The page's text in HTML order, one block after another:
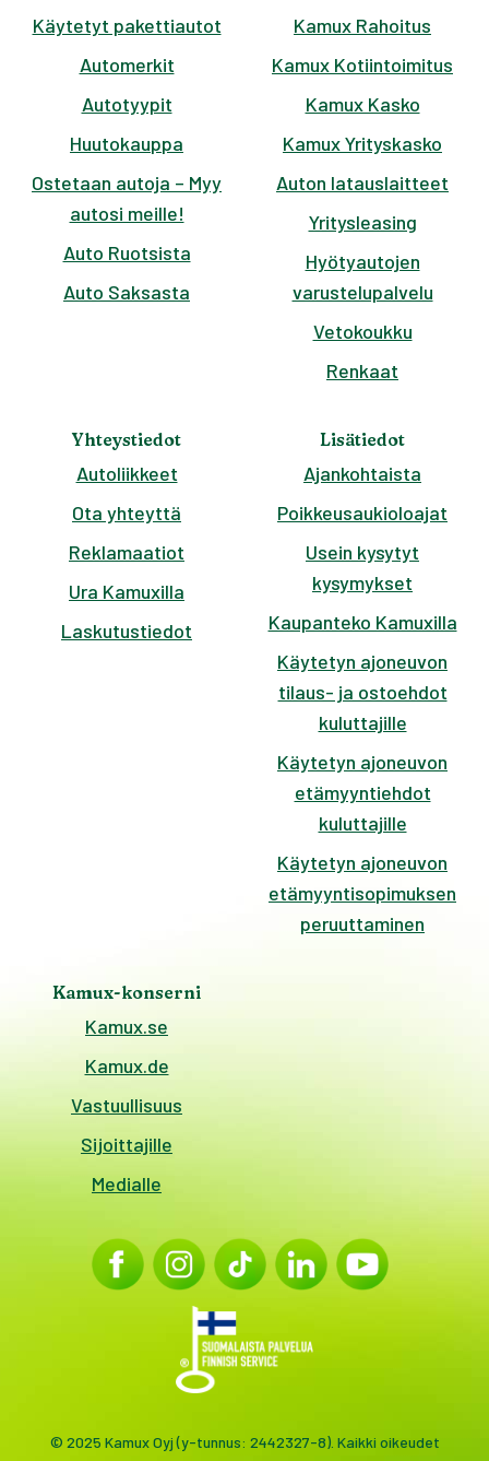
Käytetyt pakettiautot
Automerkit
Autotyypit
Huutokauppa
Ostetaan autoja – Myy
autosi meille!
Auto Ruotsista
Auto Saksasta
Kamux Rahoitus
Kamux Kotiintoimitus
Kamux Kasko
Kamux Yrityskasko
Auton latauslaitteet
Yritysleasing
Hyötyautojen
varustelupalvelu
Vetokoukku
Renkaat
Yhteystiedot
Autoliikkeet
Ota yhteyttä
Reklamaatiot
Ura Kamuxilla
Laskutustiedot
Lisätiedot
Ajankohtaista
Poikkeusaukioloajat
Usein kysytyt
kysymykset
Kaupanteko Kamuxilla
Käytetyn ajoneuvon
tilaus- ja ostoehdot
kuluttajille
Käytetyn ajoneuvon
etämyyntiehdot
kuluttajille
Käytetyn ajoneuvon
etämyyntisopimuksen
peruuttaminen
Kamux-konserni
Kamux.se
Kamux.de
Vastuullisuus
Sijoittajille
Medialle
© 2025 Kamux Oyj (y-tunnus: 2442327-8). Kaikki oikeudet